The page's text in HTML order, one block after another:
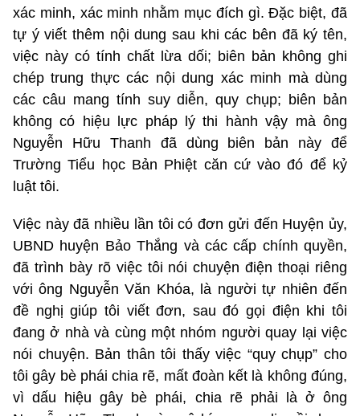
xác minh, xác minh nhằm mục đích gì. Đặc biệt, đã
tự ý viết thêm nội dung sau khi các bên đã ký tên,
việc này có tính chất lừa dối; biên bản không ghi
chép trung thực các nội dung xác minh mà dùng
các câu mang tính suy diễn, quy chụp; biên bản
không có hiệu lực pháp lý thi hành vậy mà ông
Nguyễn Hữu Thanh đã dùng biên bản này để
Trường Tiểu học Bản Phiệt căn cứ vào đó để kỷ
luật tôi.
Việc này đã nhiều lần tôi có đơn gửi đến Huyện ủy,
UBND huyện Bảo Thắng và các cấp chính quyền,
đã trình bày rõ việc tôi nói chuyện điện thoại riêng
với ông Nguyễn Văn Khóa, là người tự nhiên đến
đề nghị giúp tôi viết đơn, sau đó gọi điện khi tôi
đang ở nhà và cùng một nhóm người quay lại việc
nói chuyện. Bản thân tôi thấy việc “quy chụp” cho
tôi gây bè phái chia rẽ, mất đoàn kết là không đúng,
vì dấu hiệu gây bè phái, chia rẽ phải là ở ông